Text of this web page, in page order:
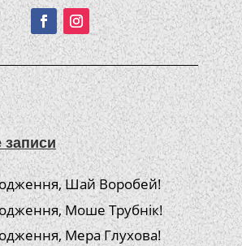
записи
Шай Воробей!
Моше Трубнік!
Мера Глухова!